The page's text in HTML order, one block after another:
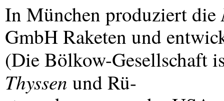
In München produziert die
GmbH Raketen und
(Die Bölkow-Gesellschaft
Thyssen und Rü-